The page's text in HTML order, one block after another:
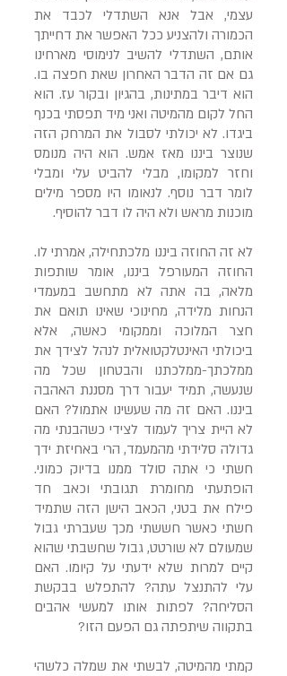
עצמי, אבל אנא השתדלי לכבד את
הכמורה ולהצניע ככל האפשר את דחייתך
אותם, השתדלי להשיב לנימוסי מארחינו
גם אם זה הדבר האחרון שאת חפצה בו.
הוא דיבר במתינות, בהגיון ובקור עז. הוא
החל לקום מהמיטה ואני מיד תפסתי בכנף
ביגדו. לא יכולתי לסבול את המרחק הזה
שנוצר ביננו מאז אמש. הוא היה מנומס
וחזר למקומו, מבלי להביט עלי ומבלי
לומר דבר נוסף. לנאומו היו מספר מילים
מוכנות מראש ולא היה לו דבר להוסיף.
לא זה החוזה ביננו מלכתחילה, אמרתי לו.
החוזה המעורפל ביננו, אומר שותפות
מלאה, בה אתה לא מתחשב במעמדי
הנחות מלידה, מחינוכי שאינו תואם את
חצר המלוכה וממקומי כאשה, אלא
ביכולתי האינטלקטואלית לנהל לצידך את
ממלכתך-ממלכתנו והבטחון שכל מה
שנעשה, תמיד יעבור דרך מסננת האהבה
ביננו. האם זה מה שעשינו אתמול? האם
לא היית צריך לעמוד לצידי כשהבנתי מה
גדולה סלידתי מהמעמד, הרי באחיזת ידך
חשתי כי אתה סולד ממנו בדיוק כמוני.
הופתעתי מחומרת תגובתי וכאב חד
פילח את בטני, הכאב הישן הזה שתמיד
חשתי כאשר חששתי מכך שעברתי גבול
שמעולם לא שורטט, גבול שחשבתי שהוא
קיים למרות שלא ידעתי על קיומו. האם
עלי להתנצל עתה? להתפלש בבקשת
הסליחה? לפתות אותו למעשי אהבים
בתקווה שיתפתה גם הפעם הזו?
קמתי מהמיטה, לבשתי את שמלה כלשהי